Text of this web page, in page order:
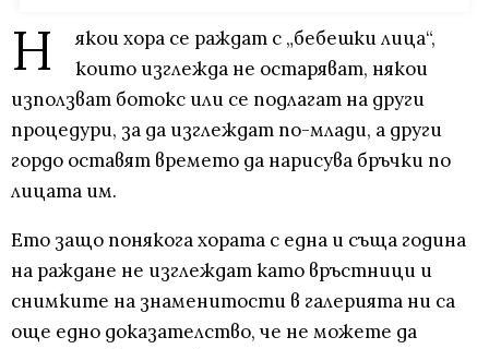
Н
якои хора се раждат с „бебешки лица“,
които изглежда не остаряват, някои
използват ботокс или се подлагат на други
процедури, за да изглеждат по-млади, а други
гордо оставят времето да нарисува бръчки по
лицата им.
Ето защо понякога хората с една и съща година
на раждане не изглеждат като връстници и
снимките на знаменитости в галерията ни са
още едно доказателство, че не можете да